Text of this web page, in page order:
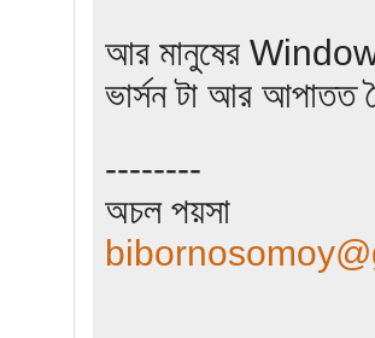
আর মানুষের
ভার্সন টা আর আপাতত
--------
অচল পয়সা